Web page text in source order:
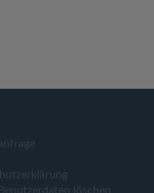
löschen